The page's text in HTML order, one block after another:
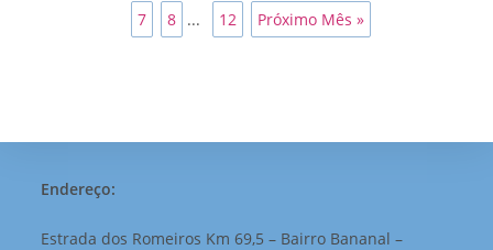
7
8 ... 12 Próximo Mês »
Endereço:
Estrada dos Romeiros Km 69,5 – Bairro Bananal –